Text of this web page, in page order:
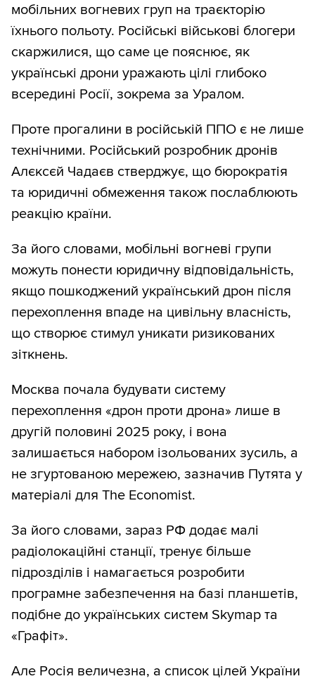
мобільних вогневих груп на траєкторію
їхнього польоту. Російські військові блогери
скаржилися, що саме це пояснює, як
українські дрони уражають цілі глибоко
всередині Росії, зокрема за Уралом.
Проте прогалини в російській ППО є не лише
технічними. Російський розробник дронів
Алєксєй Чадаєв стверджує, що бюрократія
та юридичні обмеження також послаблюють
реакцію країни.
За його словами, мобільні вогневі групи
можуть понести юридичну відповідальність,
якщо пошкоджений український дрон після
перехоплення впаде на цивільну власність,
що створює стимул уникати ризикованих
зіткнень.
Москва почала будувати систему
перехоплення «дрон проти дрона» лише в
другій половині 2025 року, і вона
залишається набором ізольованих зусиль, а
не згуртованою мережею, зазначив Путята у
матеріалі для The Economist.
За його словами, зараз РФ додає малі
радіолокаційні станції, тренує більше
підрозділів і намагається розробити
програмне забезпечення на базі планшетів,
подібне до українських систем Skymap та
«Графіт».
Але Росія величезна, а список цілей України